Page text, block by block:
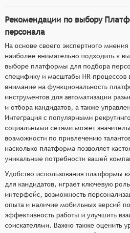
Рекомендации по выбору
персонала
На основе своего экспертного
наиболее внимательно подходить к
выборе платформы для подбора
специфику и масштабы HR-процессов
внимание на функциональность
инструментов для автоматизации
и отбора кандидатов, а также
Интеграция с популярными
социальными сетями может
возможности по привлечению
насколько платформа позволяет
уникальные потребности вашей
Удобство использования платформы
для кандидатов, играет ключевую
интерфейс, возможность
опыта и наличие мобильных версий
эффективность работы и улучшить
соискателями. Важно также оценить